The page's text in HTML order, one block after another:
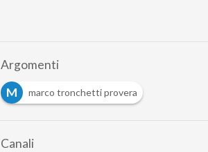
Argomenti
M
marco tronchetti provera
Canali